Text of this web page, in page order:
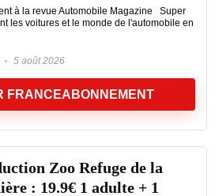
à la revue Automobile Magazine Super
les voitures et le monde de l'automobile en
5 août 2026
FRANCEABONNEMENT
Zoo Refuge de la
: 19.9€ 1 adulte + 1